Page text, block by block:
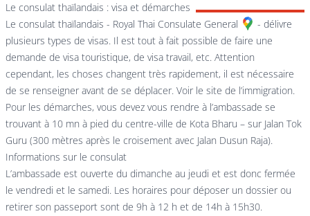
Le consulat thaïlandais : visa et démarches
Le consulat thaïlandais - Royal Thai Consulate General
- délivre
plusieurs types de visas. Il est tout à fait possible de faire une
demande de visa touristique, de visa travail, etc. Attention
cependant, les choses changent très rapidement, il est nécessaire
de se renseigner avant de se déplacer. Voir le site de l’immigration.
Pour les démarches, vous devez vous rendre à l’ambassade se
trouvant à 10 mn à pied du centre-ville de Kota Bharu – sur Jalan Tok
Guru (300 mètres après le croisement avec Jalan Dusun Raja).
Informations sur le consulat
L’ambassade est ouverte du dimanche au jeudi et est donc fermée
le vendredi et le samedi. Les horaires pour déposer un dossier ou
retirer son passeport sont de 9h à 12 h et de 14h à 15h30.